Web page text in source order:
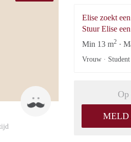
Elise zoekt een
Stuur Elise
Min 13 m2 ·
Vrouw · Student
Op
MELD